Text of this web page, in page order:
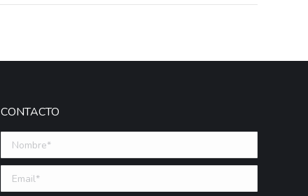
CONTACTO
Nombre *
Email (requerido)